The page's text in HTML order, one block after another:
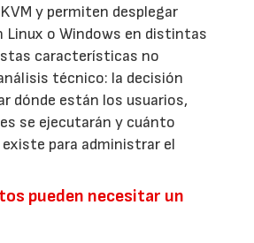
y permiten desplegar
Linux o Windows en distintas
características no
técnico: la decisión
dónde están los usuarios,
se ejecutarán y cuánto
para administrar el
pueden necesitar un